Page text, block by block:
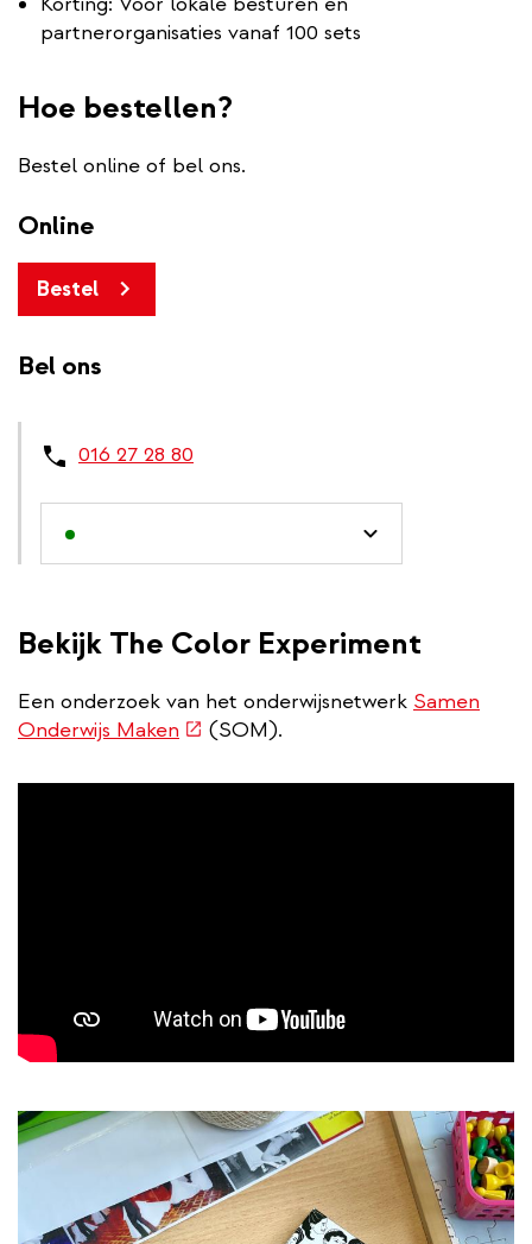
partnerorganisaties vanaf 100 sets
Hoe bestellen?
Bestel online of bel ons.
Online
Bestel
Bel ons
016 27 28 80
Bekijk The Color Experiment
Een onderzoek van het onderwijsnetwerk Samen
Onderwijs Maken (externe
(SOM).